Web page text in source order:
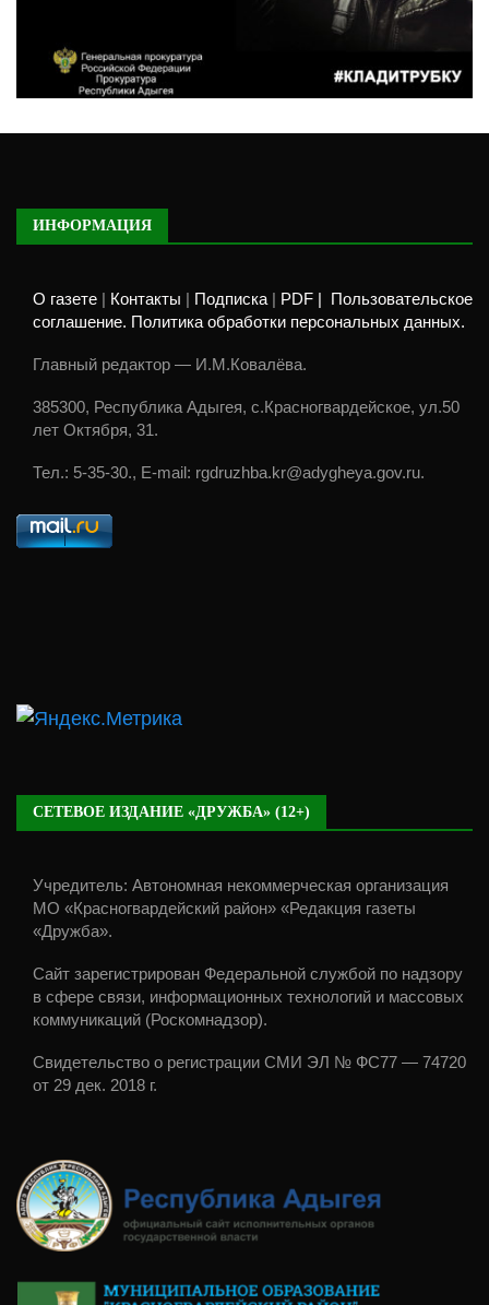
ИНФОРМАЦИЯ
О газете Контакты Подписка PDF |
Пользовательское
соглашение. Политика обработки персональных данных.
Главный редактор — И.М.Ковалёва.
385300, Республика Адыгея, с.Красногвардейское, ул.50
лет Октября, 31.
Тел.: 5-35-30., E-mail: rgdruzhba.kr@adygheya.gov.ru.
СЕТЕВОЕ ИЗДАНИЕ «ДРУЖБА» (12+)
Учредитель: Автономная некоммерческая организация
МО «Красногвардейский район» «Редакция газеты
«Дружба».
Сайт зарегистрирован Федеральной службой по надзору
в сфере связи, информационных технологий и массовых
коммуникаций (Роскомнадзор).
Свидетельство о регистрации СМИ ЭЛ № ФС77 — 74720
от 29 дек. 2018 г.